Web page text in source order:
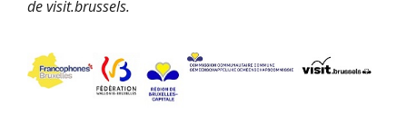
de visit.brussels.